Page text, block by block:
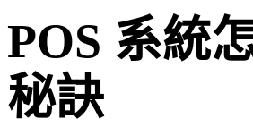
POS 系統
秘訣